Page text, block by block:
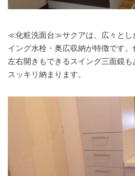
≪化粧洗面台≫サクアは、広々とし
イング水栓・奥広収納が特徴です
左右開きもできるスイング三面鏡
スッキリ納まります。